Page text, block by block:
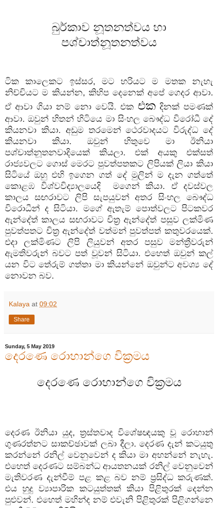
බුර්කාව නූතනත්වය හා
පශ්චාත්නූතනත්වය
ටික කාලෙකට ඉස්සර, මට හරියට ම මතක නැහැ
නිච්චියට ම කියන්න, කිහිප දෙනෙක් අපේ ගෙදර ආවා.
ඒ ආවා ගියා නම් නො වෙයි. එක එක දිනක් පමණක්
ආවා. ඔවුන් හිතන් හිටියෙ මා සිංහල බෞද්ධ විරෝධී දේ
කියනවා කියා. අඩුම තරමෙන් ථෙරවාදයට විරුද්ධ දේ
කියනවා කියා. ඔවුන් හිතුවෙ මා ඊනියා
පශ්චාත්නූතනවාදියෙක් කියලා. එක් අයකු එක්සත්
රාජ්‍යවලට ගොස් මෙරට පුවත්පතකට ලිපියක් ලියා කියා
සිටියේ ඔහු එහි ඉගෙන ගත් දේ මුලින් ම දැන ගත්තේ
කොළඹ විශ්වවිද්‍යාලයෙදි මගෙන් කියා. ඒ දවස්වල
කාලය සඟරාවට ලිපි සැපයුවන් අතර සිංහල බෞද්ධ
විරොධීන් ද සිටියා. මගේ ඇතැම් පොත්වලට පිටකවර
ඇන්දේත් කාලය සඟරාවට චිත්‍ර ඇන්දේත් පසුව ලක්මිණ
පුවත්පතට චිත්‍ර ඇන්දේත් වත්මන් පුවත්පත් කතුවරයෙක්.
එදා ලක්මිණට ලිපි ලියුවන් අතර පසුව මන්ත්‍රීවරුන්
ඇමතිවරුන් බවට පත් වූවන් සිටියා. එහෙත් ඔවුන් කල්
යන විට තේරුම් ගත්තා මා කියන්නේ ඔවුන්ට අවශ්‍ය දේ
නොවන බව.
Kalaya at 09:02
Share
Sunday, 5 May 2019
දෙරණෙ රොහාන්ගෙ වික්‍රමය
දෙරණෙ රොහාන්ගෙ වික්‍රමය
දෙරණ ඊනියා යුද, ත්‍රස්තවාද විශේෂඥයකු වූ රොහාන්
ගුණරත්නට සාකච්ඡාවක් ලබා දීලා. දෙරණ දැන් කටයුතු
කරන්නේ රනිල් වෙනුවෙන් ද කියා මා අහන්නේ නැහැ.
එහෙත් දෙරණට සම්බන්ධ ආයතනයක් රනිල් වෙනුවෙන්
මැතිවරණ දැන්වීම් පළ කළ බව නම් ප්‍රසිද්ධ කරුණක්.
එය හුදු ව්‍යාපාරික කටයුත්තක් කියා පිළිතුරක් දෙන්න
පුළුවන්. එහෙත් මහින්ද නම් එවැනි පිළිතුරක් පිළිගන්නෙ